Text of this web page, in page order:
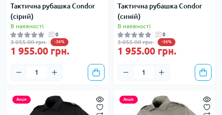
Тактична рубашка Condor
(сірий)
В наявності
0
3 055.00 грн. -36%
1 955.00 грн.
Тактична рубашка Condor
(синій)
В наявності
0
3 055.00 грн. -36%
1 955.00 грн.
Акція Акція